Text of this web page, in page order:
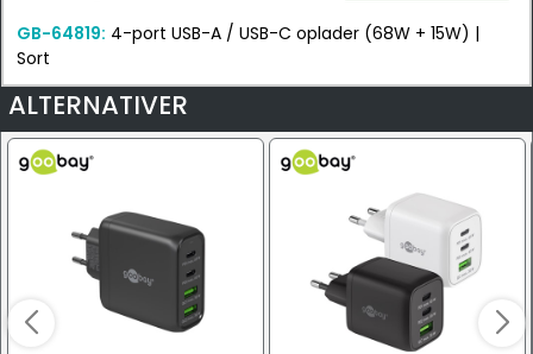
GB-64819: 4-port USB-A / USB-C oplader (68W + 15W) |
Sort
ALTERNATIVER